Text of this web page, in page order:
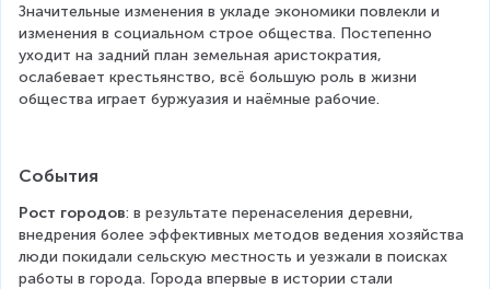
Значительные изменения в укладе экономики повлекли и
изменения в социальном строе общества. Постепенно
уходит на задний план земельная аристократия,
ослабевает крестьянство, всё большую роль в жизни
общества играет буржуазия и наёмные рабочие.
События
Рост городов: в результате перенаселения деревни,
внедрения более эффективных методов ведения хозяйства
люди покидали сельскую местность и уезжали в поисках
работы в города. Города впервые в истории стали